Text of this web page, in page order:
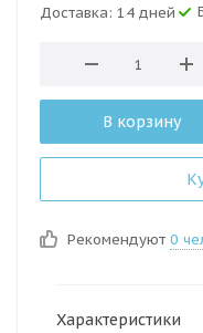
Доставка: 14 дней
В корзину
Рекомендуют 0
Характеристики